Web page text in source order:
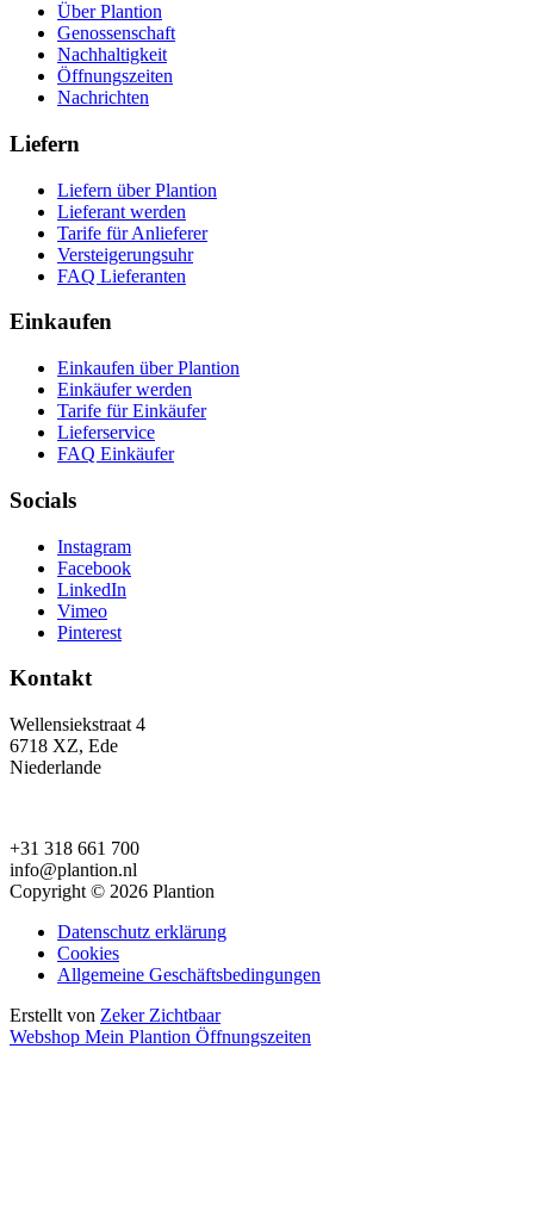
Über Plantion
Genossenschaft
Nachhaltigkeit
Öffnungszeiten
Nachrichten
Liefern
Liefern über Plantion
Lieferant werden
Tarife für Anlieferer
Versteigerungsuhr
FAQ Lieferanten
Einkaufen
Einkaufen über Plantion
Einkäufer werden
Tarife für Einkäufer
Lieferservice
FAQ Einkäufer
Socials
Instagram
Facebook
LinkedIn
Vimeo
Pinterest
Kontakt
Wellensiekstraat 4
6718 XZ, Ede
Niederlande
+31 318 661 700
info@plantion.nl
Copyright © 2026 Plantion
Datenschutz erklärung
Cookies
Allgemeine Geschäftsbedingungen
Erstellt von Zeker Zichtbaar
Webshop Mein Plantion Öffnungszeiten